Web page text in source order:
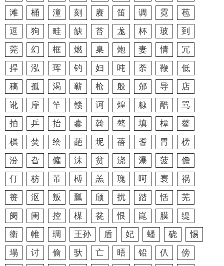
滩
桶 潼 刻 赓 笛 调 霓
苞
逗
狗 畦 缺 苔 尨 杯 玻
到
莞
幻 框 燃 臬 炮 妻 情
冗
捍
泓 珲 钓 妇 吨 荼 鞭
低
稿
孤 渴 蕲 枪 般 邠 导
店
讹
扉 竿 赣 诃 煌 糠 酷
骂
拍
乒 抬 橐 斡 骜 填 橝
鳌
棋
焚 绘 葩 坭 蓓 耆 胃
榜
汾
旮 僱 沫 贫 浇 瀑 菠
儋
仃
枋 芾 榑 羔 瑰 呵 寰
祸
篑
沤 叛 瓢 颀 扰 踏 恬
芜
阌
闺 控 楳 瓫 恨 崑 膜
缇
衞
帷 琱 王孙 盾 妃 蟠 硗
惕
塌
讨 偷 驮 亡 晤 铅 仈
傍